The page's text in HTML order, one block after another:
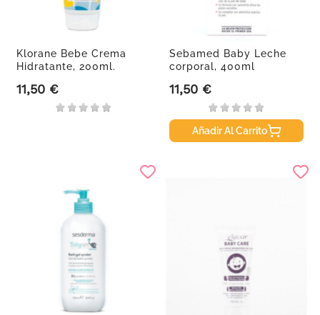
Klorane Bebe Crema
Hidratante, 200ml.
Precio
11,50 €
Sebamed Baby Leche
corporal, 400ml
Precio
11,50 €
Añadir Al Carrito